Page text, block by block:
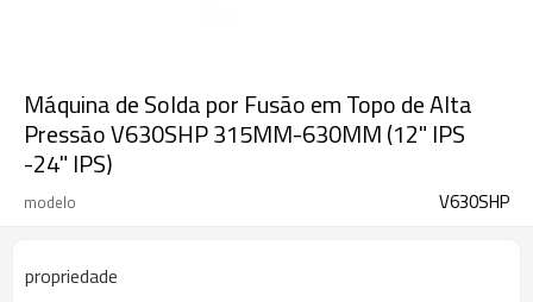
Máquina de Solda por Fusão em Topo de Alta
Pressão V630SHP 315MM-630MM (12" IPS
-24" IPS)
modelo V630SHP
propriedade